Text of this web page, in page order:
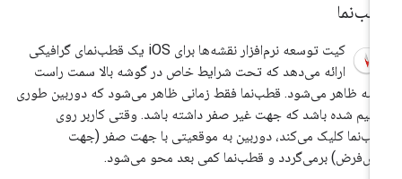
کیت توسعه نرم‌افزار نقشه‌ها برای iOS یک قطب‌نمای گرافیکی
ارائه می‌دهد که تحت شرایط خاص در گوشه بالا سمت راست
ظاهر می‌شود. قطب‌نما فقط زمانی ظاهر می‌شود که دوربین طوری
شده باشد که جهت غیر صفر داشته باشد. وقتی کاربر روی
کلیک می‌کند، دوربین به موقعیتی با جهت صفر (جهت
برمی‌گردد و قطب‌نما کمی بعد محو می‌شود.